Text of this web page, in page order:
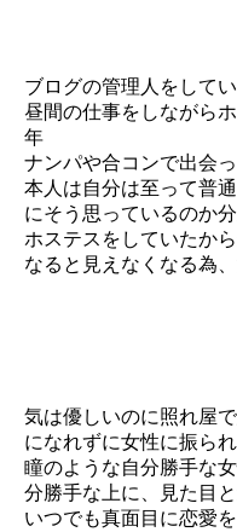
ブログの管理人をして
昼間の仕事をしながら
年
ナンパや合コンで出会
本人は自分は至って普
にそう思っているのか
ホステスをしていたか
なると見えなくなる為
気は優しいのに照れ屋
になれずに女性に振ら
瞳のような自分勝手な
分勝手な上に、見た目
いつでも真面目に恋愛